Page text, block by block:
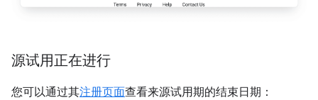
源试用正在进行
您可以通过其注册页面查看来源试用期的结束日期：